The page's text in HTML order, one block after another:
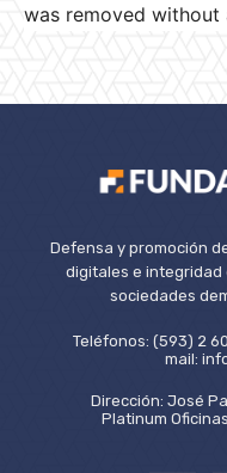
was removed without
Defensa y promoción
digitales e
sociedades
Teléfonos: (593) 2
mail:
Dirección: José
Platinum